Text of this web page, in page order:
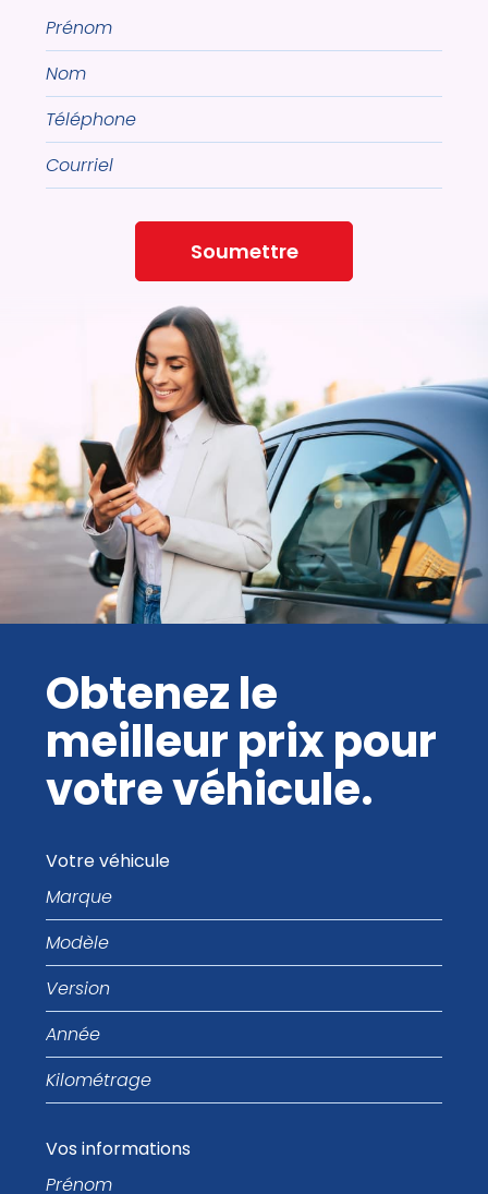
Prénom
Nom
Téléphone
Courriel
Soumettre
Obtenez le
meilleur prix pour
votre véhicule.
Votre véhicule
Marque
Modèle
Version
Année
Kilométrage
Vos informations
Prénom